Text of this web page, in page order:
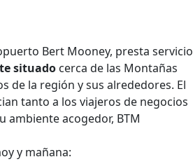
Bert Mooney, presta servicio
situado cerca de las Montañas
de la región y sus alrededores. El
tanto a los viajeros de negocios
ambiente acogedor, BTM
y mañana: